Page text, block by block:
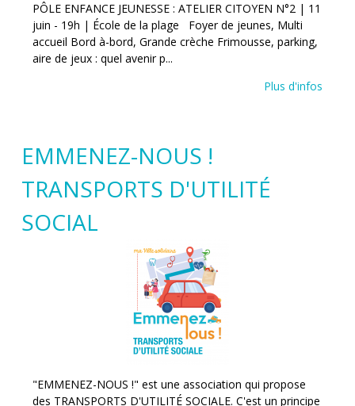
PÔLE ENFANCE JEUNESSE : ATELIER CITOYEN N°2 | 11
juin - 19h | École de la plage Foyer de jeunes, Multi
accueil Bord à-bord, Grande crèche Frimousse, parking,
aire de jeux : quel avenir p...
Plus d'infos
EMMENEZ-NOUS !
TRANSPORTS D'UTILITÉ
SOCIAL
"EMMENEZ-NOUS !" est une association qui propose
des TRANSPORTS D'UTILITÉ SOCIALE. C'est un principe